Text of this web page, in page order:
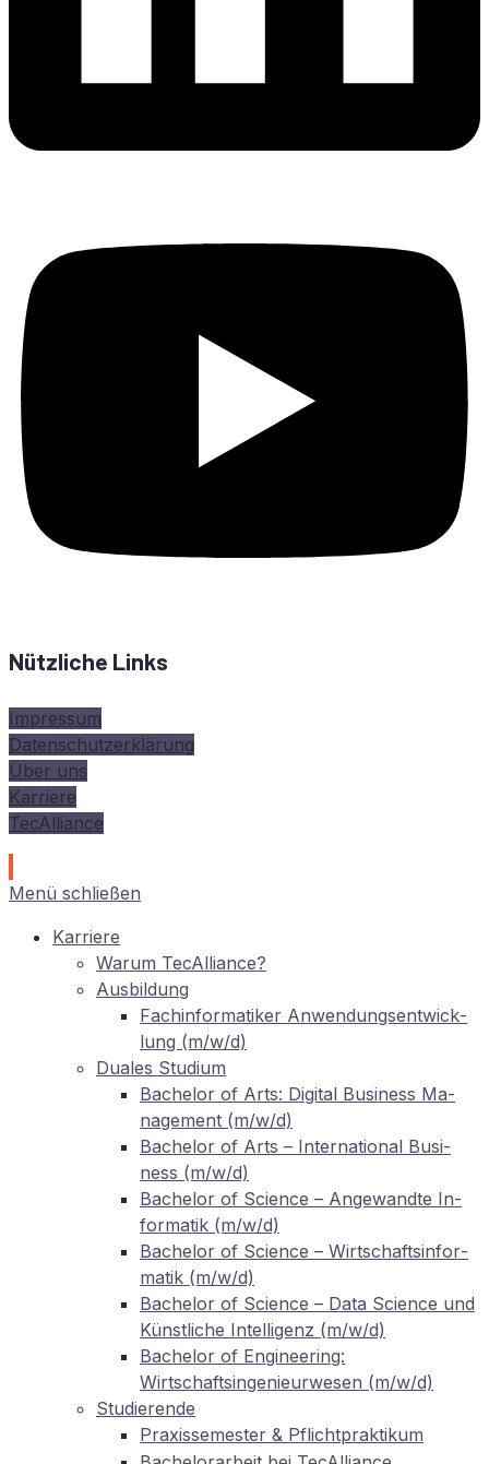
Nützliche Links
Impressum
Datenschutzerklärung
Über uns
Karriere
TecAlliance
Menü schließen
Kar­rie­re
War­um TecAlliance?
Aus­bil­dung
Fach­in­for­ma­ti­ker An­wen­dungs­ent­wick­
lung (m/w/d)
Dua­les Studium
Ba­che­lor of Arts: Di­gi­tal Busi­ness Ma­
nage­ment (m/w/d)
Ba­che­lor of Arts – In­ter­na­tio­nal Busi­
ness (m/w/d)
Ba­che­lor of Sci­ence – An­ge­wand­te In­
for­ma­tik (m/w/d)
Ba­che­lor of Sci­ence – Wirt­schafts­in­for­
ma­tik (m/w/d)
Ba­che­lor of Sci­ence – Data Sci­ence und
Künst­li­che In­tel­li­genz (m/w/d)
Ba­che­lor of En­gi­nee­ring:
Wirtschaftsingenieurwesen (m/w/d)
Stu­die­ren­de
Pra­xis­se­mes­ter & Pflichtpraktikum